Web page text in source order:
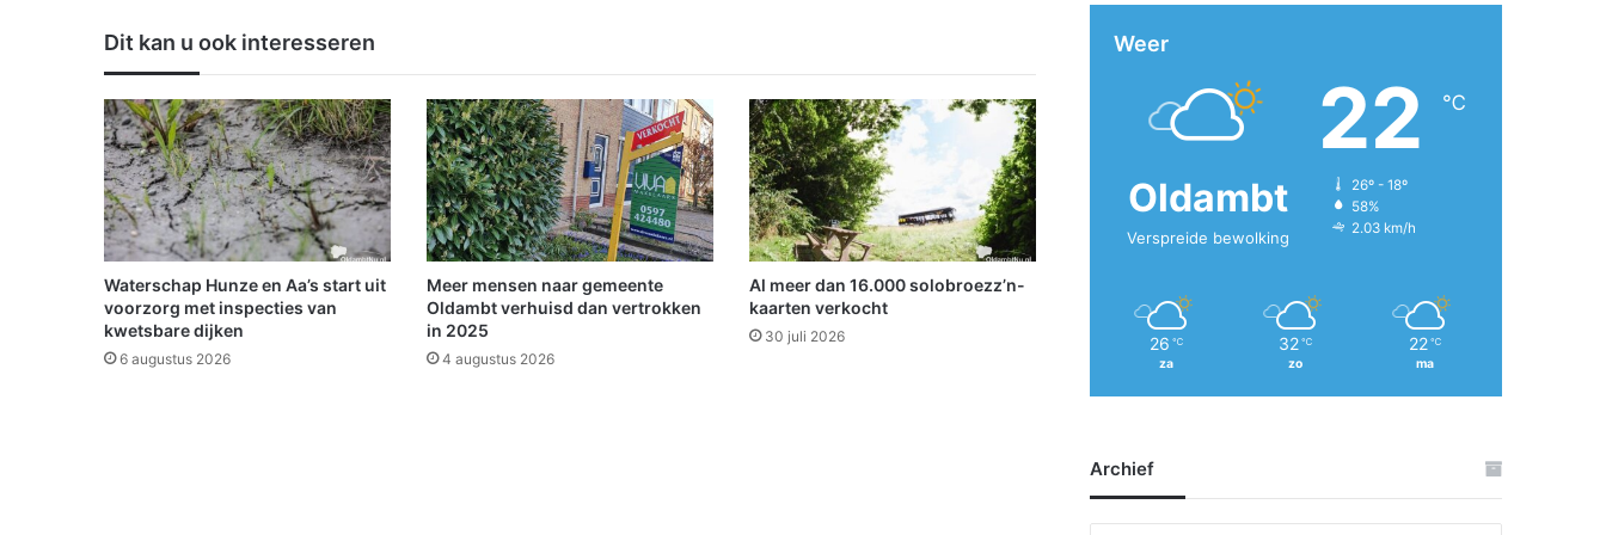
t
e
r
e
b
e
r
e
i
k
b
a
a
e
L
i
c
h
t
j
e
a
Dit kan u ook interesseren
Waterschap Hunze en Aa’s start uit
voorzorg met inspecties van
kwetsbare dijken
6 augustus 2026
Meer mensen naar gemeente
Oldambt verhuisd dan vertrokken
in 2025
4 augustus 2026
Al meer dan 16.000 solobroezz’n-
kaarten verkocht
30 juli 2026
Weer
Oldambt
Verspreide bewolking
22 ℃
26º - 18º
58%
2.03 km/h
26 ℃
za
32 ℃
zo
22 ℃
ma
Archief